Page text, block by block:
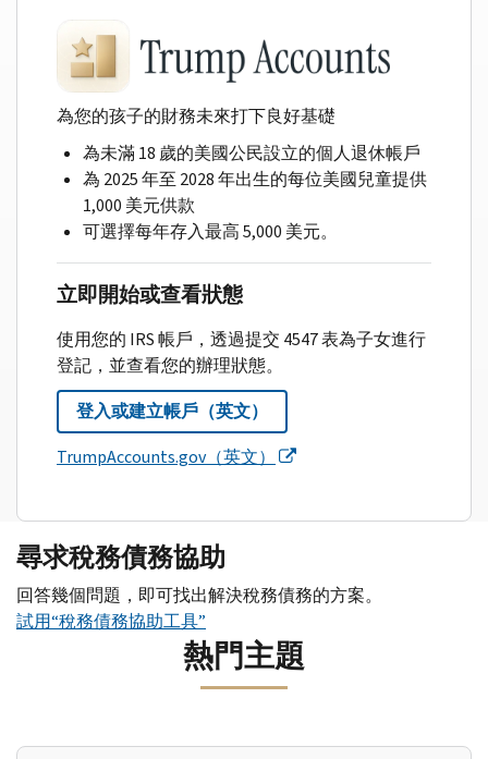
為您的孩子的財務未來打下良好基礎
為未滿 18 歲的美國公民設立的個人退休帳戶
為 2025 年至 2028 年出生的每位美國兒童提供
1,000 美元供款
可選擇每年存入最高 5,000 美元。
立即開始或查看狀態
使用您的 IRS 帳戶，透過提交 4547 表為子女進行
登記，並查看您的辦理狀態。
登入或建立帳戶（英文）
TrumpAccounts.gov（英文）
尋求稅務債務協助
回答幾個問題，即可找出解決稅務債務的方案。
試用“稅務債務協助工具”
熱門主題